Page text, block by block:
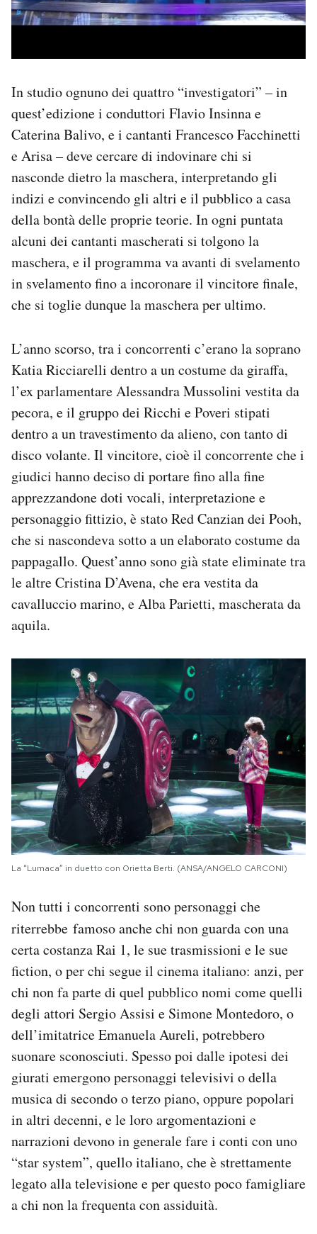
In studio ognuno dei quattro “investigatori” – in
quest’edizione i conduttori Flavio Insinna e
Caterina Balivo, e i cantanti Francesco Facchinetti
e Arisa – deve cercare di indovinare chi si
nasconde dietro la maschera, interpretando gli
indizi e convincendo gli altri e il pubblico a casa
della bontà delle proprie teorie. In ogni puntata
alcuni dei cantanti mascherati si tolgono la
maschera, e il programma va avanti di svelamento
in svelamento fino a incoronare il vincitore finale,
che si toglie dunque la maschera per ultimo.
L’anno scorso, tra i concorrenti c’erano la soprano
Katia Ricciarelli dentro a un costume da giraffa,
l’ex parlamentare Alessandra Mussolini vestita da
pecora, e il gruppo dei Ricchi e Poveri stipati
dentro a un travestimento da alieno, con tanto di
disco volante. Il vincitore, cioè il concorrente che i
giudici hanno deciso di portare fino alla fine
apprezzandone doti vocali, interpretazione e
personaggio fittizio, è stato Red Canzian dei Pooh,
che si nascondeva sotto a un elaborato costume da
pappagallo. Quest’anno sono già state eliminate tra
le altre Cristina D’Avena, che era vestita da
cavalluccio marino, e Alba Parietti, mascherata da
aquila.
La “Lumaca” in duetto con Orietta Berti. (ANSA/ANGELO CARCONI)
Non tutti i concorrenti sono personaggi che
riterrebbe famoso anche chi non guarda con una
certa costanza Rai 1, le sue trasmissioni e le sue
fiction, o per chi segue il cinema italiano: anzi, per
chi non fa parte di quel pubblico nomi come quelli
degli attori Sergio Assisi e Simone Montedoro, o
dell’imitatrice Emanuela Aureli, potrebbero
suonare sconosciuti. Spesso poi dalle ipotesi dei
giurati emergono personaggi televisivi o della
musica di secondo o terzo piano, oppure popolari
in altri decenni, e le loro argomentazioni e
narrazioni devono in generale fare i conti con uno
“star system”, quello italiano, che è strettamente
legato alla televisione e per questo poco famigliare
a chi non la frequenta con assiduità.